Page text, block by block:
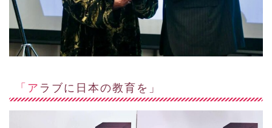
「アラブに日本の教育を」